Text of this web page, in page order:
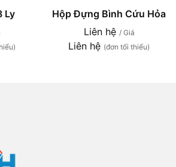
Ly
Hộp Đựng Bình Cứu Hỏa
Liên hệ / Giá
Liên hệ (đơn tối thiểu)